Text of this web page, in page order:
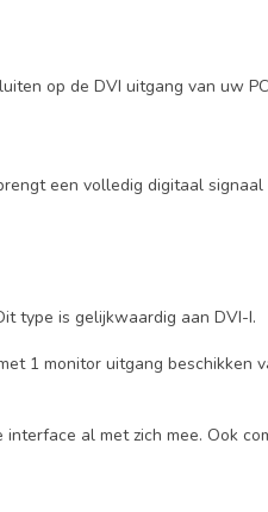
op de DVI uitgang van uw
een volledig digitaal
type is gelijkwaardig aan DVI-I.
1 monitor uitgang beschikken
al met zich mee. Ook